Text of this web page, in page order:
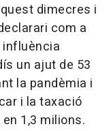
dimecres i
com a
un ajut de 53
la pandèmia i
i la taxació
1,3 milions.